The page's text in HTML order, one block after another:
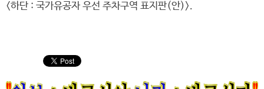
<하단 : 국가유공자 우선 주차구역 표지판(안)>.